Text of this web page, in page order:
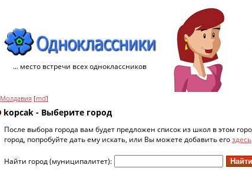
... место встречи всех одноклассников
Молдавия [md]
kopcak - Выберите город
После выбора города вам будет предложен список из школ в этом
город, попробуйте дать ему искать, или Вы можете добавить егоздесь
Найти город (муниципалитет):